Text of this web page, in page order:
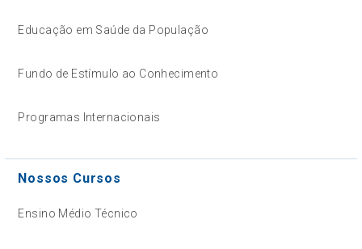
Educação em Saúde da População
Fundo de Estímulo ao Conhecimento
Programas Internacionais
Nossos Cursos
Ensino Médio Técnico